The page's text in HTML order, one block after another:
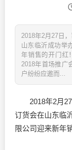
2018年2月27日
山东临沂成功举
年销售的开门红
2018年首场推广
户纷纷应邀而...
2018年2月27
订货会在山东临
限公司迎来新年